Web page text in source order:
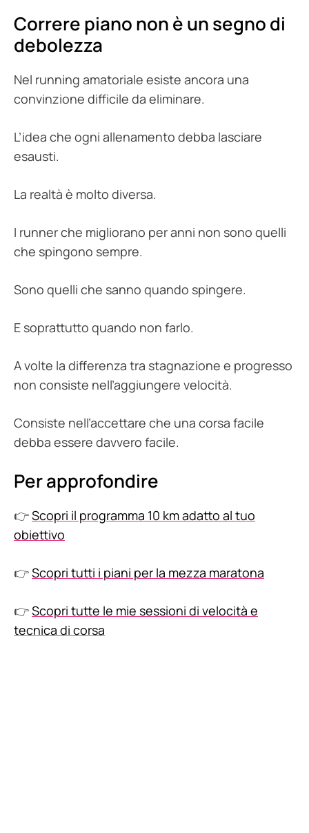
Correre piano non è un segno di
debolezza
Nel running amatoriale esiste ancora una
convinzione difficile da eliminare.
L’idea che ogni allenamento debba lasciare
esausti.
La realtà è molto diversa.
I runner che migliorano per anni non sono quelli
che spingono sempre.
Sono quelli che sanno quando spingere.
E soprattutto quando non farlo.
A volte la differenza tra stagnazione e progresso
non consiste nell’aggiungere velocità.
Consiste nell’accettare che una corsa facile
debba essere davvero facile.
Per approfondire
👉Scopri il programma 10 km adatto al tuo
obiettivo
👉Scopri tutti i piani per la mezza maratona
👉Scopri tutte le mie sessioni di velocità e
tecnica di corsa